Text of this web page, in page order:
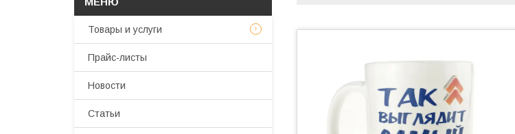
Товары и услуги
Прайс-листы
Новости
Статьи